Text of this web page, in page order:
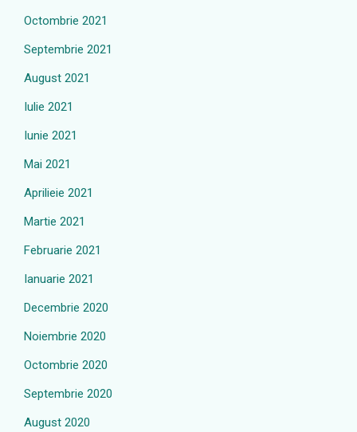
Octombrie 2021
Septembrie 2021
August 2021
Iulie 2021
Iunie 2021
Mai 2021
Aprilieie 2021
Martie 2021
Februarie 2021
Ianuarie 2021
Decembrie 2020
Noiembrie 2020
Octombrie 2020
Septembrie 2020
August 2020